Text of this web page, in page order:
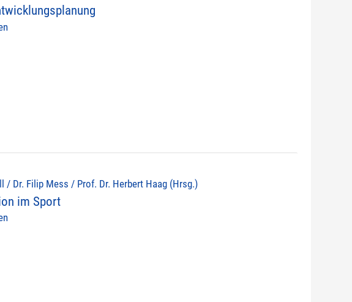
/ Dr. Filip Mess / Prof. Dr. Herbert Haag (Hrsg.)
im Sport